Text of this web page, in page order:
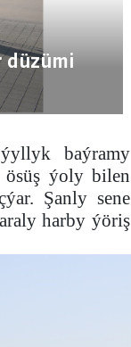
düzümi
baýramy
ýoly bilen
Şanly sene
harby ýöriş